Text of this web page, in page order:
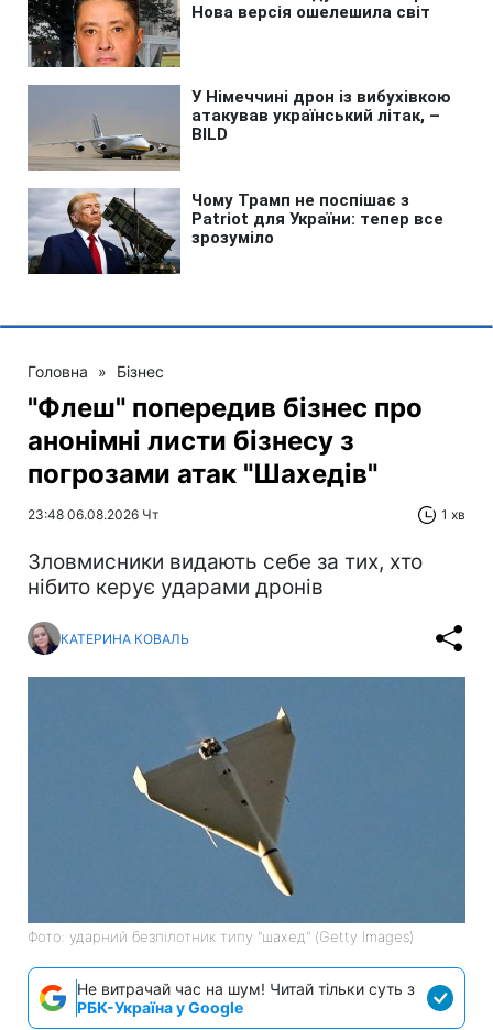
Головна » Бізнес
"Флеш" попередив бізнес про
анонімні листи бізнесу з
погрозами атак "Шахедів"
23:48 06.08.2026 Чт 1 хв
Зловмисники видають себе за тих, хто
нібито керує ударами дронів
КАТЕРИНА КОВАЛЬ
Фото: ударний безпілотник типу "шахед" (Getty Images)
Не витрачай час на шум! Читай тільки суть з
РБК-Україна у Google